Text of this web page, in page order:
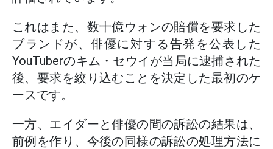
これはまた、数十億ウォンの賠償を要求した
ブランドが、俳優に対する告発を公表した
YouTuberのキム・セウイが当局に逮捕された
後、要求を絞り込むことを決定した最初のケ
ースです。
一方、エイダーと俳優の間の訴訟の結果は、
前例を作り、今後の同様の訴訟の処理方法に